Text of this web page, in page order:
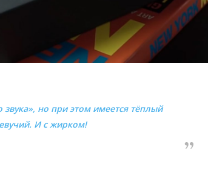
но при этом имеется тёплый
И с жирком!